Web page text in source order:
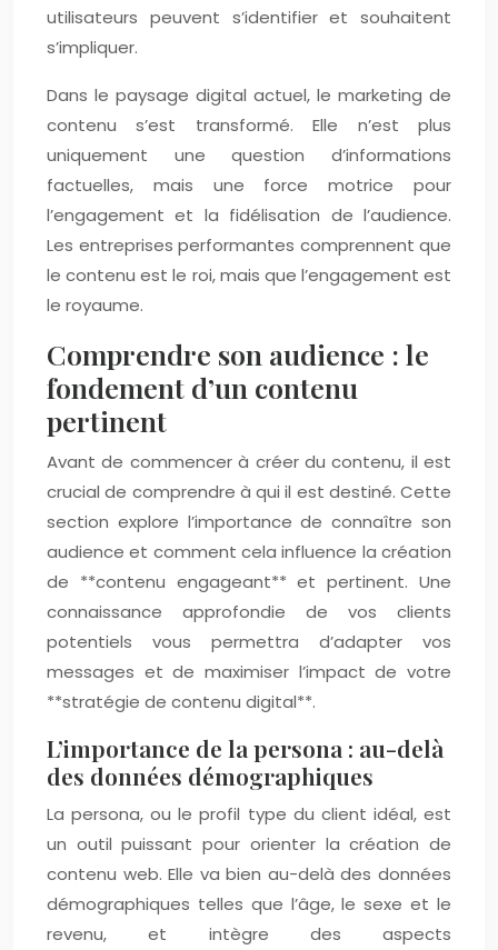
utilisateurs peuvent s’identifier et souhaitent
s’impliquer.
Dans le paysage digital actuel, le marketing de
contenu s’est transformé. Elle n’est plus
uniquement une question d’informations
factuelles, mais une force motrice pour
l’engagement et la fidélisation de l’audience.
Les entreprises performantes comprennent que
le contenu est le roi, mais que l’engagement est
le royaume.
Comprendre son audience : le
fondement d’un contenu
pertinent
Avant de commencer à créer du contenu, il est
crucial de comprendre à qui il est destiné. Cette
section explore l’importance de connaître son
audience et comment cela influence la création
de **contenu engageant** et pertinent. Une
connaissance approfondie de vos clients
potentiels vous permettra d’adapter vos
messages et de maximiser l’impact de votre
**stratégie de contenu digital**.
L’importance de la persona : au-delà
des données démographiques
La persona, ou le profil type du client idéal, est
un outil puissant pour orienter la création de
contenu web. Elle va bien au-delà des données
démographiques telles que l’âge, le sexe et le
revenu, et intègre des aspects